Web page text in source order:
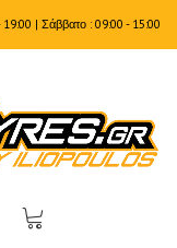
| Σάββατο : 09:00 - 15:00